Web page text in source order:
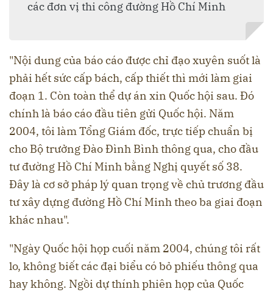
các đơn vị thi công đường Hồ Chí Minh
"Nội dung của báo cáo được chỉ đạo xuyên suốt là
phải hết sức cấp bách, cấp thiết thì mới làm giai
đoạn 1. Còn toàn thể dự án xin Quốc hội sau. Đó
chính là báo cáo đầu tiên gửi Quốc hội. Năm
2004, tôi làm Tổng Giám đốc, trực tiếp chuẩn bị
cho Bộ trưởng Đào Đình Bình thông qua, cho đầu
tư đường Hồ Chí Minh bằng Nghị quyết số 38.
Đây là cơ sở pháp lý quan trọng về chủ trương đầu
tư xây dựng đường Hồ Chí Minh theo ba giai đoạn
khác nhau".
"Ngày Quốc hội họp cuối năm 2004, chúng tôi rất
lo, không biết các đại biểu có bỏ phiếu thông qua
hay không. Ngồi dự thính phiên họp của Quốc